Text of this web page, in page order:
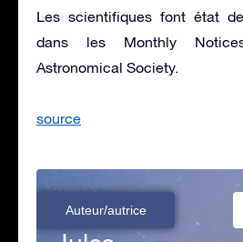
Les scientifiques font état
dans les Monthly
Astronomical Society.
source
Auteur/autrice